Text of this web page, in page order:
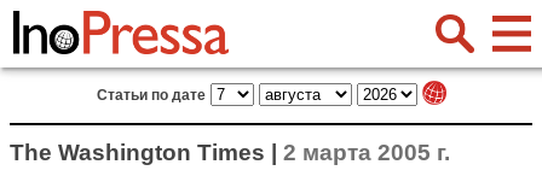
Статьи по дате
The Washington Times | 2 марта 2005 г.